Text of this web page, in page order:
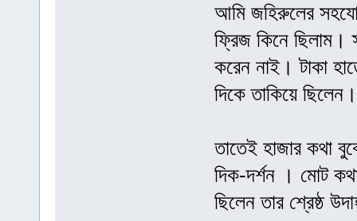
আমি জহিরুলের
ফ্রিজ কিনে ছিলাম।
করেন নাই। টাকা
দিকে তাকিয়ে ছিলেন।
তাতেই হাজার কথা
দিক-দর্শন । মোট
ছিলেন তার শ্রেষ্ঠ